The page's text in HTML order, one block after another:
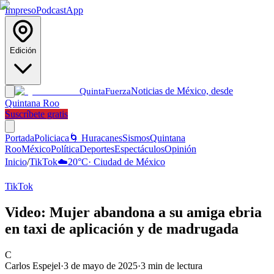
ImpresoPodcastApp
Edición
QuintaFuerzaNoticias de México, desde
Quintana Roo
Suscríbete gratis
PortadaPoliciaca 🌀 HuracanesSismosQuintana
RooMéxicoPolíticaDeportesEspectáculosOpinión
Inicio/TikTok☁️20°C· Ciudad de México
TikTok
Video: Mujer abandona a su amiga ebria
en taxi de aplicación y de madrugada
C
Carlos Espejel·3 de mayo de 2025·3 min de lectura